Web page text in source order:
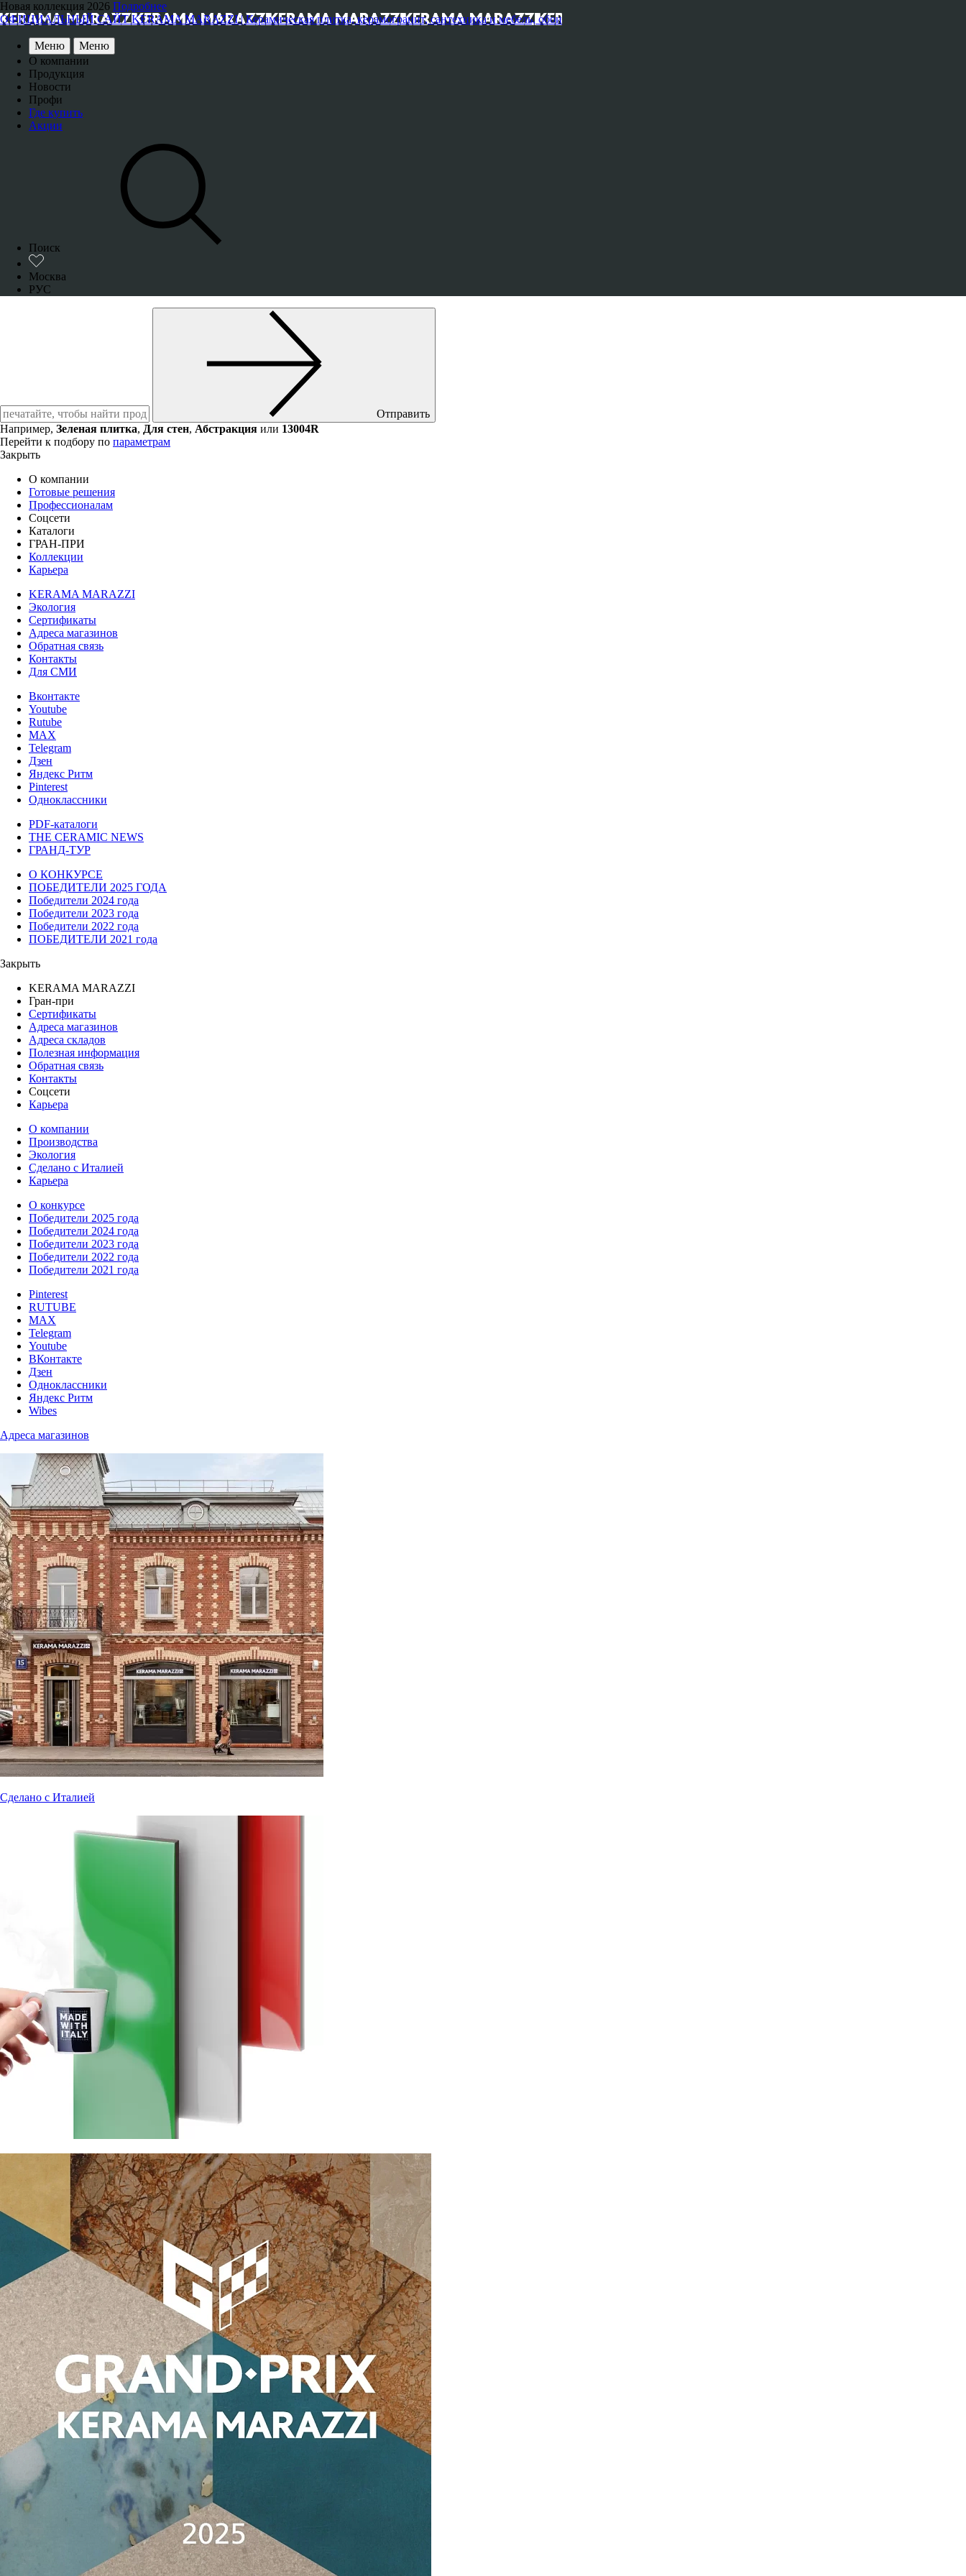
Новая коллекция 2026 Подробнее
ОФИЦИАЛЬНЫЙ САЙТ KERAMA MARAZZI | Керамическая плитка, керамогранит, сантехника и мебель, обои
Меню
Меню
О компании
Продукция
Новости
Профи
Где купить
Акции
Поиск
Москва
РУС
Отправить
Например, Зеленая плитка, Для стен, Абстракция или 13004R
Перейти к подбору по параметрам
Закрыть
О компании
Готовые решения
Профессионалам
Соцсети
Каталоги
ГРАН-ПРИ
Коллекции
Карьера
KERAMA MARAZZI
Экология
Сертификаты
Адреса магазинов
Обратная связь
Контакты
Для СМИ
Вконтакте
Youtube
Rutube
MAX
Telegram
Дзен
Яндекс Ритм
Pinterest
Одноклассники
PDF-каталоги
THE CERAMIC NEWS
ГРАНД-ТУР
О КОНКУРСЕ
ПОБЕДИТЕЛИ 2025 ГОДА
Победители 2024 года
Победители 2023 года
Победители 2022 года
ПОБЕДИТЕЛИ 2021 года
Закрыть
KERAMA MARAZZI
Гран-при
Сертификаты
Адреса магазинов
Адреса складов
Полезная информация
Обратная связь
Контакты
Соцсети
Карьера
О компании
Производства
Экология
Сделано с Италией
Карьера
О конкурсе
Победители 2025 года
Победители 2024 года
Победители 2023 года
Победители 2022 года
Победители 2021 года
Pinterest
RUTUBE
MAX
Telegram
Youtube
ВКонтакте
Дзен
Одноклассники
Яндекс Ритм
Wibes
Адреса магазинов
Сделано с Италией